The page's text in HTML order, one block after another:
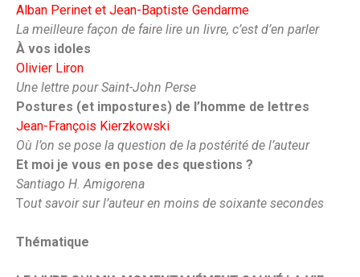
Alban Perinet et Jean-Baptiste Gendarme
La meilleure façon de faire lire un livre, c’est d’en parler
À vos idoles
Olivier Liron
Une lettre pour Saint-John Perse
Postures (et impostures) de l’homme de lettres
Jean-François Kierzkowski
Où l’on se pose la question de la postérité de l’auteur
Et moi je vous en pose des questions ?
Santiago H. Amigorena
Tout savoir sur l’auteur en moins de soixante secondes
Thématique